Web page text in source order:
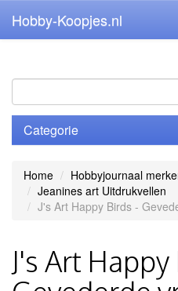
Hobby-Koopjes.nl
Categorie
Home Hobbyjournaal
Jeanines art Uitdrukvellen
J's Art Happy Birds -
J's Art